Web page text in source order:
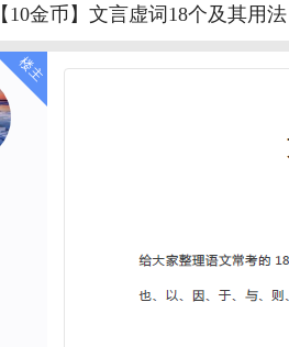
【10金币】文言虚词18个及其用法